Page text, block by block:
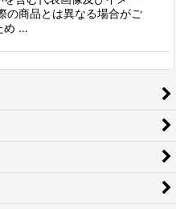
の商品とは異なる場合がご
め …